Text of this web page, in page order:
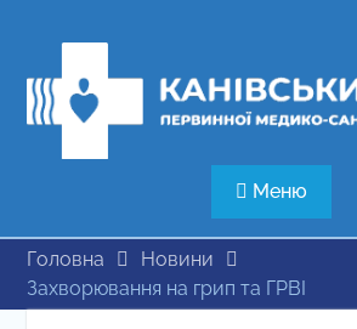
Меню
Головна
Новини
Захворювання на грип та ГРВІ